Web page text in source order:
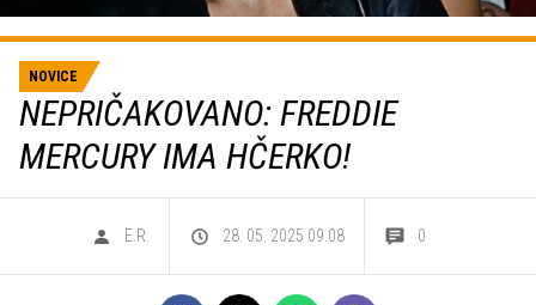
NOVICE
NEPRIČAKOVANO: FREDDIE
MERCURY IMA HČERKO!
E.R. 28. 05. 2025 09.08 0